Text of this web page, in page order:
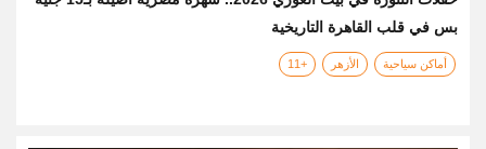
بس في قلب القاهرة التاريخية
أماكن سياحية الأزهر +11